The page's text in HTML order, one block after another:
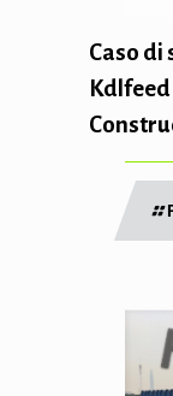
Caso di